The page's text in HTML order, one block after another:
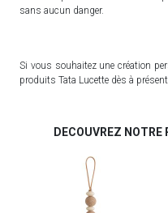
sans aucun danger.
Si vous souhaitez une création
produits Tata Lucette dès à
DECOUVREZ